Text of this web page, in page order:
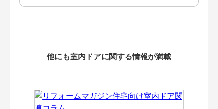
他にも室内ドアに関する情報が満載